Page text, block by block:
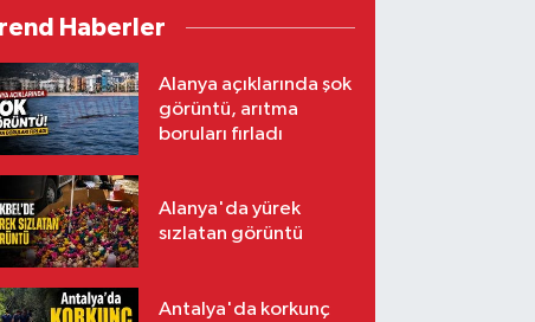
Haberler
Alanya açıklarında şok
görüntü, arıtma
boruları fırladı
Alanya'da yürek
sızlatan görüntü
Antalya'da korkunç